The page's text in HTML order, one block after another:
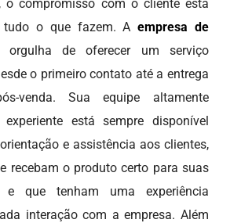
o compromisso com o cliente está
tudo o que fazem. Aempresa de
orgulha de oferecer um serviço
o primeiro contato até a entrega
venda. Sua equipe altamente
está sempre disponível
e assistência aos clientes,
recebam o produto certo para suas
e que tenham uma experiência
interação com a empresa. Além